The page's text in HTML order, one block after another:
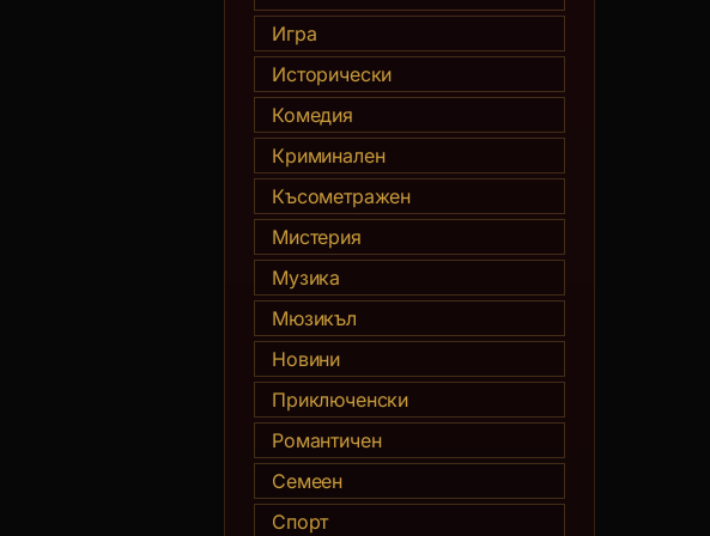
Игра
Исторически
Комедия
Криминален
Късометражен
Мистерия
Музика
Мюзикъл
Новини
Приключенски
Романтичен
Семеен
Спорт